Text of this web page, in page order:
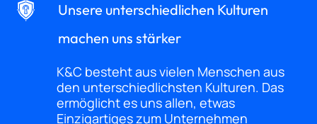
Unsere unterschiedlichen Kulturen
machen uns stärker
K&C besteht aus vielen Menschen aus
den unterschiedlichsten Kulturen. Das
ermöglicht es uns allen, etwas
Einzigartiges zum Unternehmen